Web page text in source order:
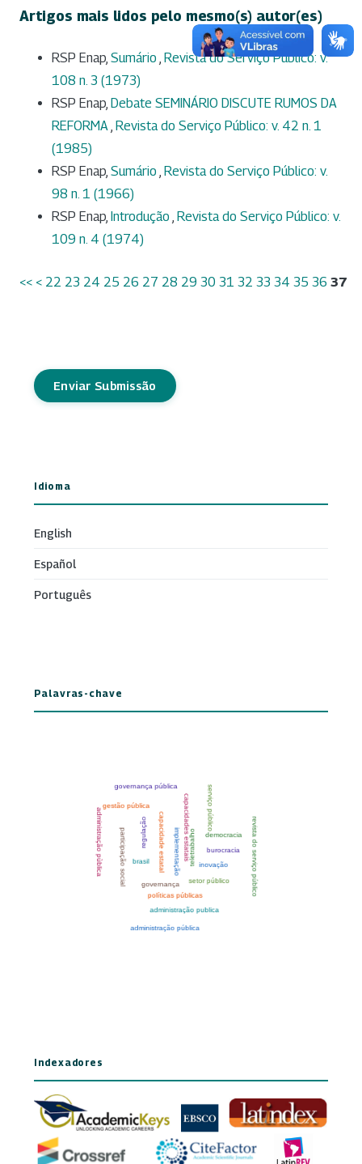
Artigos mais lidos pelo mesmo(s) autor(es)
RSP Enap, Sumário Revista do Serviço Público: v.
108 n. 3 (1973)
RSP Enap, Debate SEMINÁRIO DISCUTE RUMOS DA
REFORMA Revista do Serviço Público: v. 42 n. 1
(1985)
RSP Enap, Sumário Revista do Serviço Público: v.
98 n. 1 (1966)
RSP Enap, Introdução Revista do Serviço Público: v.
109 n. 4 (1974)
<< < 22 23 24 25 26 27 28 29 30 31 32 33 34 35 36 37
Enviar Submissão
Idioma
English
Español
Português
Palavras-chave
Indexadores